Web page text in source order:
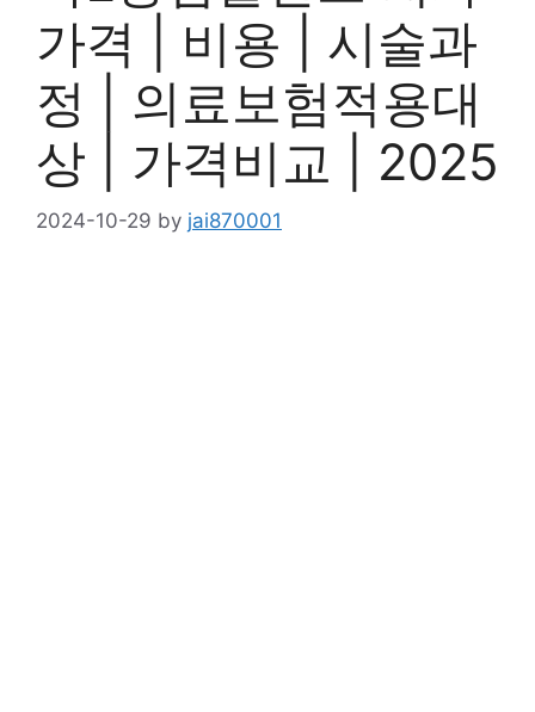
가격 | 비용 | 시술과
정 | 의료보험적용대
상 | 가격비교 | 2025
2024-10-29 by jai870001